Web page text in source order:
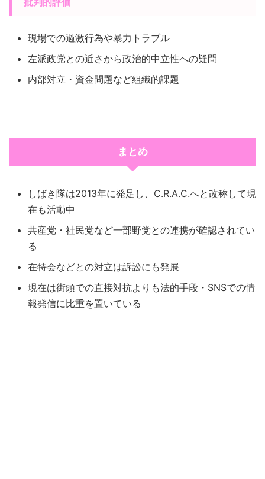
現場での過激行為や暴力トラブル
左派政党との近さから政治的中立性への疑問
内部対立・資金問題など組織的課題
まとめ
しばき隊は2013年に発足し、C.R.A.C.へと改称して現
在も活動中
共産党・社民党など一部野党との連携が確認されてい
る
在特会などとの対立は訴訟にも発展
現在は街頭での直接対抗よりも法的手段・SNSでの情
報発信に比重を置いている